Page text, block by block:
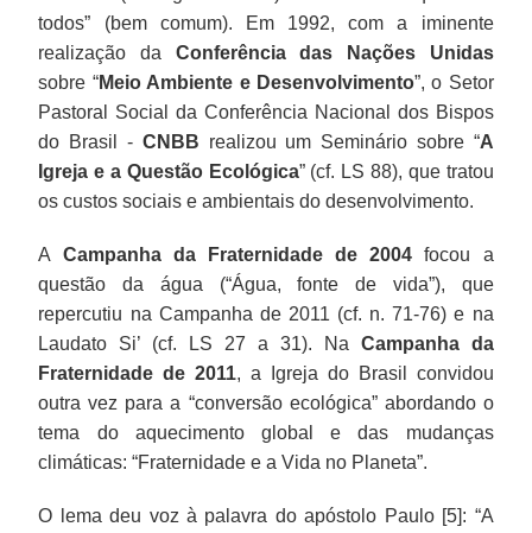
todos” (bem comum). Em 1992, com a iminente
realização da Conferência das Nações Unidas
sobre “Meio Ambiente e Desenvolvimento”, o Setor
Pastoral Social da Conferência Nacional dos Bispos
do Brasil - CNBB realizou um Seminário sobre “A
Igreja e a Questão Ecológica” (cf. LS 88), que tratou
os custos sociais e ambientais do desenvolvimento.
A Campanha da Fraternidade de 2004 focou a
questão da água (“Água, fonte de vida”), que
repercutiu na Campanha de 2011 (cf. n. 71-76) e na
Laudato Si’ (cf. LS 27 a 31). Na Campanha da
Fraternidade de 2011, a Igreja do Brasil convidou
outra vez para a “conversão ecológica” abordando o
tema do aquecimento global e das mudanças
climáticas: “Fraternidade e a Vida no Planeta”.
O lema deu voz à palavra do apóstolo Paulo [5]: “A